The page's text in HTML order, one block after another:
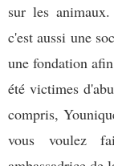
sur les
c'est aussi une
une fondation
été victimes
compris,
vous voulez